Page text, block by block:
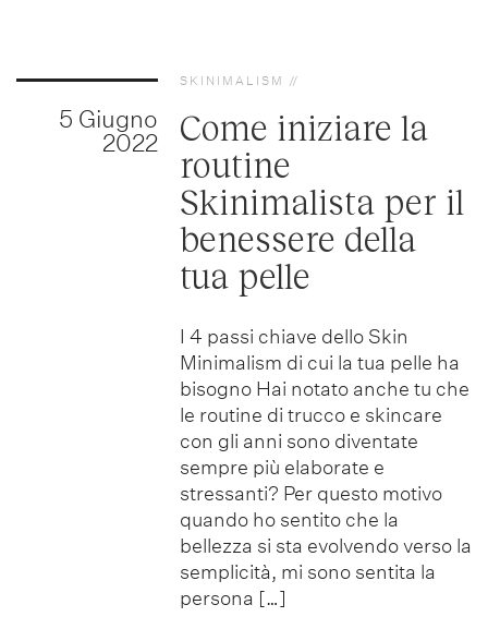
5 Giugno
2022
SKINIMALISM
Come iniziare la
routine
Skinimalista per il
benessere della
tua pelle
I 4 passi chiave dello Skin
Minimalism di cui la tua pelle ha
bisogno Hai notato anche tu che
le routine di trucco e skincare
con gli anni sono diventate
sempre più elaborate e
stressanti? Per questo motivo
quando ho sentito che la
bellezza si sta evolvendo verso la
semplicità, mi sono sentita la
persona […]